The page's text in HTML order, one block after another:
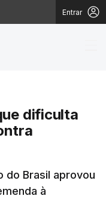
Entrar
de lei
dificulta
do Brasil aprovou
à